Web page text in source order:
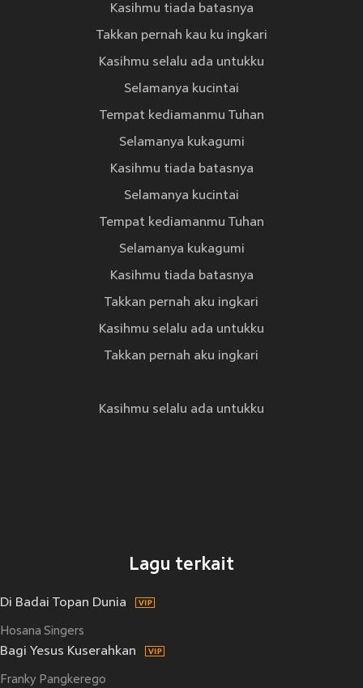
Kasihmu tiada batasnya
Takkan pernah kau ku ingkari
Kasihmu selalu ada untukku
Selamanya kucintai
Tempat kediamanmu Tuhan
Selamanya kukagumi
Kasihmu tiada batasnya
Selamanya kucintai
Tempat kediamanmu Tuhan
Selamanya kukagumi
Kasihmu tiada batasnya
Takkan pernah aku ingkari
Kasihmu selalu ada untukku
Takkan pernah aku ingkari
Kasihmu selalu ada untukku
Lagu terkait
Di Badai Topan Dunia
Hosana Singers
Bagi Yesus Kuserahkan
Franky Pangkerego